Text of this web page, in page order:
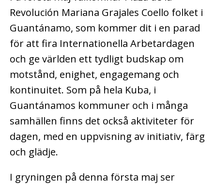
Revolución Mariana Grajales Coello folket i
Guantánamo, som kommer dit i en parad
för att fira Internationella Arbetardagen
och ge världen ett tydligt budskap om
motstånd, enighet, engagemang och
kontinuitet. Som på hela Kuba, i
Guantánamos kommuner och i många
samhällen finns det också aktiviteter för
dagen, med en uppvisning av initiativ, färg
och glädje.
I gryningen på denna första maj ser